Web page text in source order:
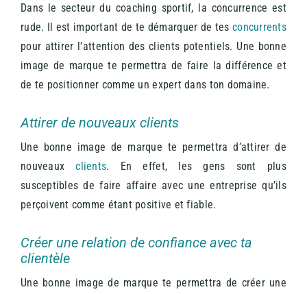
Dans le secteur du coaching sportif, la concurrence est
rude. Il est important de te démarquer de tesconcurrents
pour attirer l’attention des clients potentiels. Une bonne
image de marque te permettra de faire la différence et
de te positionner comme un expert dans ton domaine.
Attirer de nouveaux clients
Une bonne image de marque te permettra d’attirer de
nouveauxclients. En effet, les gens sont plus
susceptibles de faire affaire avec une entreprise qu’ils
perçoivent comme étant positive et fiable.
Créer une relation de confiance avec ta
clientèle
Une bonne image de marque te permettra de créer une